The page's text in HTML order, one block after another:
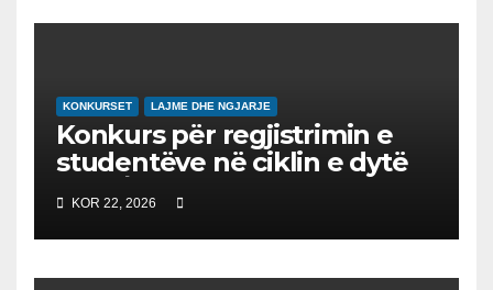
EDUKIMIN DIGJITAL DHE
KONKURSET LAJME DHE NGJARJE
Konkurs për regjistrimin e
studentëve në ciklin e dytë
2026/2027 – Конкурс за
запишување на студенти
на втор циклус студии за
2026/2027
KOR 22, 2026